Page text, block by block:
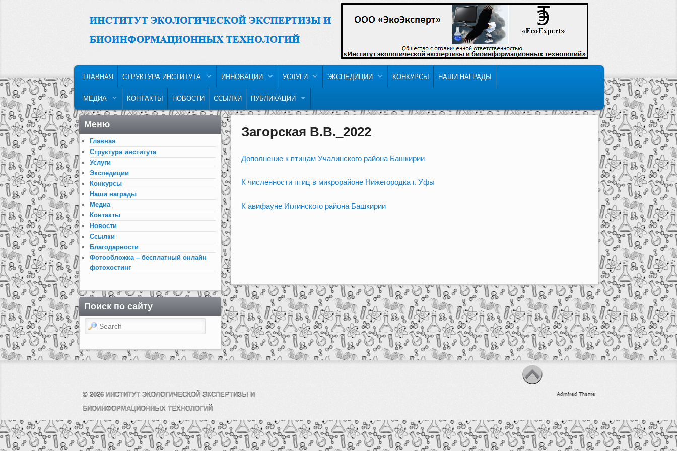
SKIP TO PRIMARY CONTENT
SKIP TO SECONDARY CONTENT
ГЛАВНАЯ СТРУКТУРА ИНСТИТУТА ИННОВАЦИИ УСЛУГИ ЭКСПЕДИЦИИ КОНКУРСЫ НАШИ НАГРАДЫ
МЕДИА КОНТАКТЫ НОВОСТИ ССЫЛКИ ПУБЛИКАЦИИ
Загорская В.В._2022
Дополнение к птицам Учалинского района Башкирии
К численности птиц в микрорайоне Нижегородка г. Уфы
К авифауне Иглинского района Башкирии
Меню
Главная
Структура института
Услуги
Экспедиции
Конкурсы
Наши награды
Медиа
Контакты
Новости
Ссылки
Благодарности
Фотообложка – бесплатный онлайн
фотохостинг
Поиск по сайту
Search
© 2026 ИНСТИТУТ ЭКОЛОГИЧЕСКОЙ ЭКСПЕРТИЗЫ И
БИОИНФОРМАЦИОННЫХ ТЕХНОЛОГИЙ
Admired Theme